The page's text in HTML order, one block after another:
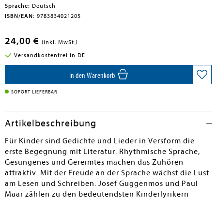
Sprache: Deutsch
ISBN/EAN: 9783834021205
24,00 € (inkl. MwSt.)
Versandkostenfrei in DE
In den Warenkorb
SOFORT LIEFERBAR
Artikelbeschreibung
Für Kinder sind Gedichte und Lieder in Versform die
erste Begegnung mit Literatur. Rhythmische Sprache,
Gesungenes und Gereimtes machen das Zuhören
attraktiv. Mit der Freude an der Sprache wächst die Lust
am Lesen und Schreiben. Josef Guggenmos und Paul
Maar zählen zu den bedeutendsten Kinderlyrikern